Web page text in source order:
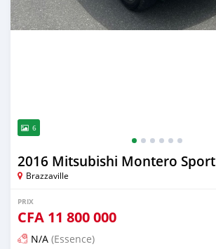
6
2016 Mitsubishi Montero Sport
Brazzaville
PRIX
CFA 11 800 000
N/A (Essence)